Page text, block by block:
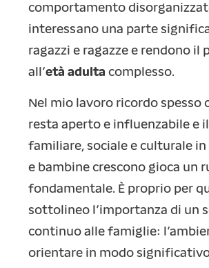
comportamento
interessano una parte
ragazzi e ragazze e rendono il
all’età adulta complesso.
Nel mio lavoro ricordo spesso
resta aperto e influenzabile e
familiare, sociale e culturale
e bambine crescono gioca un
fondamentale. È proprio per
sottolineo l’importanza di un
continuo alle famiglie:
orientare in modo